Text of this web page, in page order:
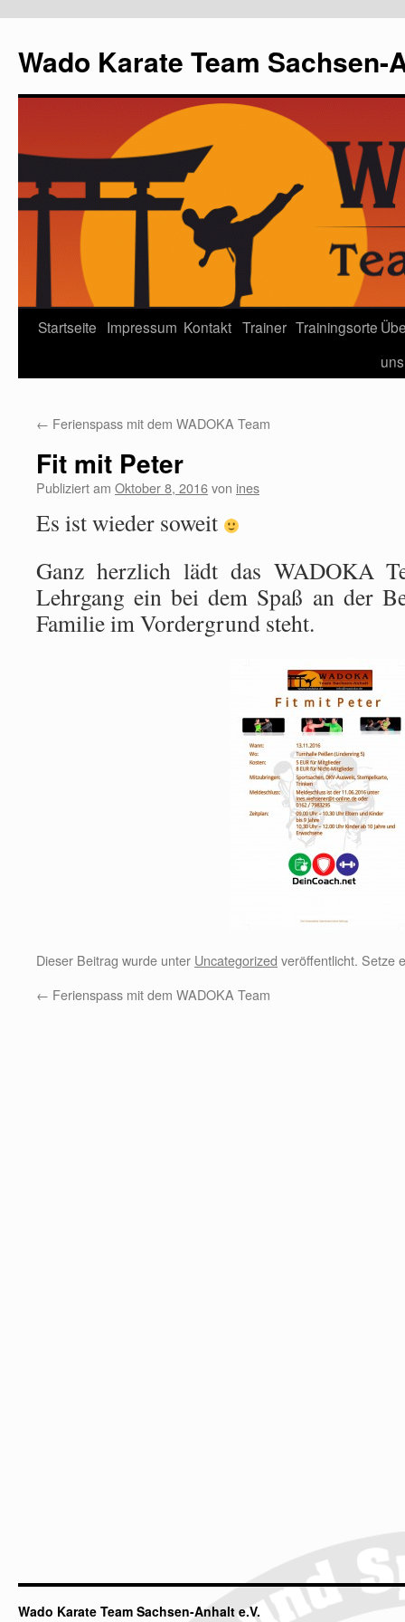
Wado Karate Team Sachsen-
Startseite Impressum Kontakt Trainer Trainingsorte
uns
← Ferienspass mit dem WADOKA Team
Fit mit Peter
Publiziert am Oktober 8, 2016von ines
Es ist wieder soweit
Ganz herzlich lädt das WADOKA
Lehrgang ein bei dem Spaß an der
Familie im Vordergrund steht.
Dieser Beitrag wurde unter Uncategorized veröffentlicht. Setze
← Ferienspass mit dem WADOKA Team
Wado Karate Team Sachsen-Anhalt e.V.